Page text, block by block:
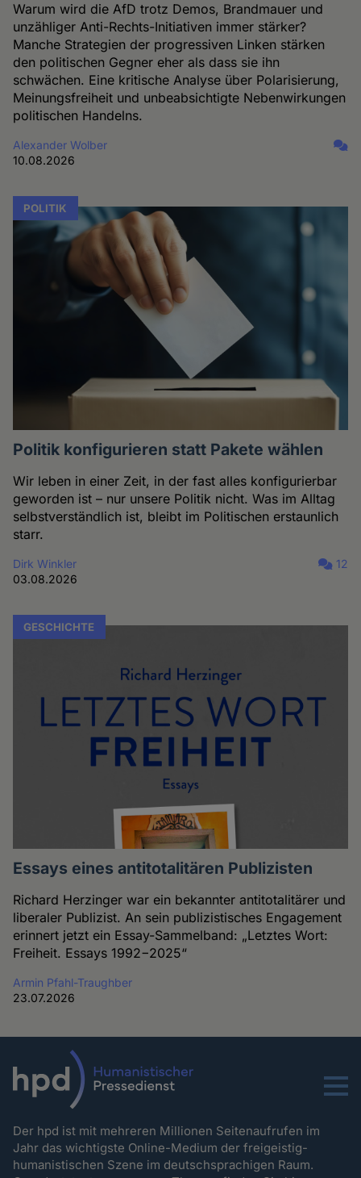
Warum wird die AfD trotz Demos, Brandmauer und
unzähliger Anti-Rechts-Initiativen immer stärker?
Manche Strategien der progressiven Linken stärken
den politischen Gegner eher als dass sie ihn
schwächen. Eine kritische Analyse über Polarisierung,
Meinungsfreiheit und unbeabsichtigte Nebenwirkungen
politischen Handelns.
Alexander Wolber
10.08.2026
POLITIK
Politik konfigurieren statt Pakete wählen
Wir leben in einer Zeit, in der fast alles konfigurierbar
geworden ist – nur unsere Politik nicht. Was im Alltag
selbstverständlich ist, bleibt im Politischen erstaunlich
starr.
Dirk Winkler
03.08.2026
12
GESCHICHTE
Essays eines antitotalitären Publizisten
Richard Herzinger war ein bekannter antitotalitärer und
liberaler Publizist. An sein publizistisches Engagement
erinnert jetzt ein Essay-Sammelband: „Letztes Wort:
Freiheit. Essays 1992−2025“
Armin Pfahl-Traughber
23.07.2026
Menu
Der hpd ist mit mehreren Millionen Seitenaufrufen im
Jahr das wichtigste Online-Medium der freigeistig-
humanistischen Szene im deutschsprachigen Raum.